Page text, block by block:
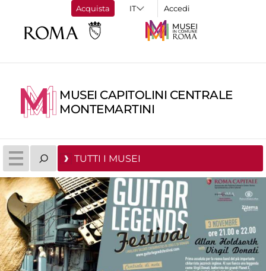
Acquista Accedi
MUSEI CAPITOLINI CENTRALE
MONTEMARTINI
TUTTI I MUSEI